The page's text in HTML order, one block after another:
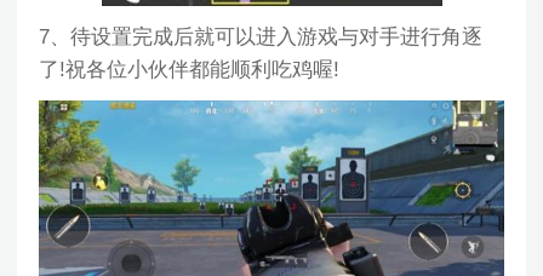
7、待设置完成后就可以进入游戏与对手进行角逐
了!祝各位小伙伴都能顺利吃鸡喔!